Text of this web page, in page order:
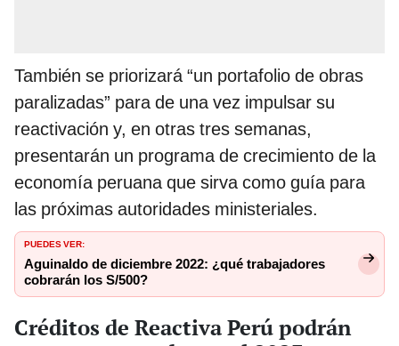
También se priorizará “un portafolio de obras
paralizadas” para de una vez impulsar su
reactivación y, en otras tres semanas,
presentarán un programa de crecimiento de la
economía peruana que sirva como guía para
las próximas autoridades ministeriales.
PUEDES VER:
Aguinaldo de diciembre 2022: ¿qué trabajadores
cobrarán los S/500?
Créditos de Reactiva Perú podrán